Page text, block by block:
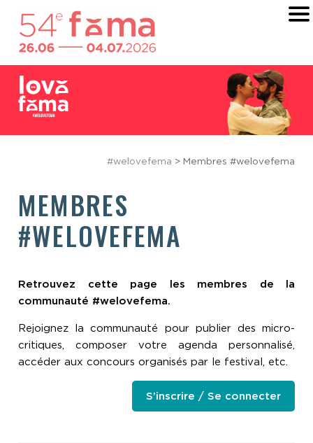
#welovefema > Membres #welovefema
MEMBRES
#WELOVEFEMA
Retrouvez cette page les membres de la
communauté #welovefema.
Rejoignez la communauté pour publier des micro-
critiques, composer votre agenda personnalisé,
accéder aux concours organisés par le festival, etc.
S’inscrire / Se connecter